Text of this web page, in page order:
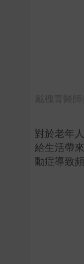
對於老年
給生活帶
動症導致